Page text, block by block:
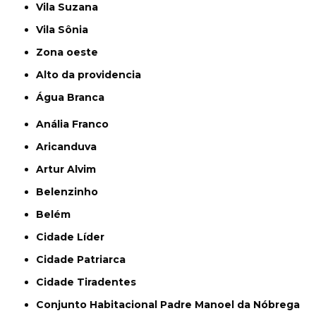
Vila Suzana
Vila Sônia
Zona oeste
alto da providencia
Água Branca
Anália Franco
Aricanduva
Artur Alvim
Belenzinho
Belém
Cidade Líder
Cidade Patriarca
Cidade Tiradentes
Conjunto Habitacional Padre Manoel da Nóbrega